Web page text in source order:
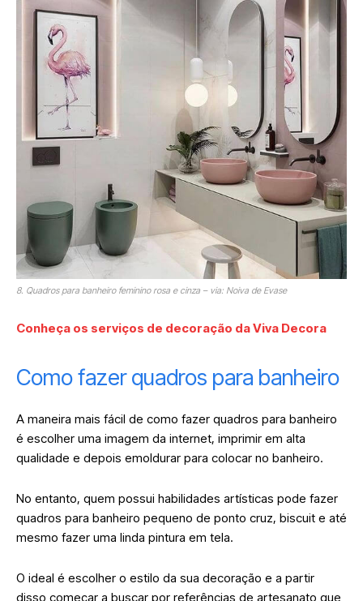
8. Quadros para banheiro feminino rosa e cinza – via: Noiva de Evase
Conheça os serviços de decoração da Viva Decora
Como fazer quadros para banheiro
A maneira mais fácil de como fazer quadros para banheiro
é escolher uma imagem da internet, imprimir em alta
qualidade e depois emoldurar para colocar no banheiro.
No entanto, quem possui habilidades artísticas pode fazer
quadros para banheiro pequeno de ponto cruz, biscuit e até
mesmo fazer uma linda pintura em tela.
O ideal é escolher o estilo da sua decoração e a partir
disso começar a buscar por referências de artesanato que